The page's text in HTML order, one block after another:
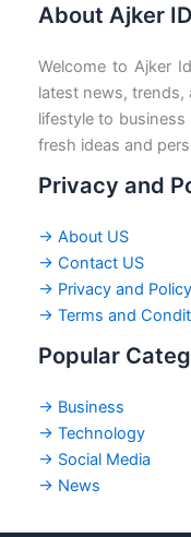
About Ajker
Welcome to Ajker
latest news,
lifestyle to
fresh ideas and
Privacy and
→ About US
→ Contact US
→ Privacy and Policy
→ Terms and
Popular
→ Business
→ Technology
→ Social Media
→ News